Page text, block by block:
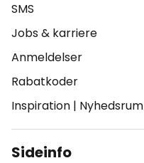
SMS
Jobs & karriere
Anmeldelser
Rabatkoder
Inspiration | Nyhedsrum
Sideinfo